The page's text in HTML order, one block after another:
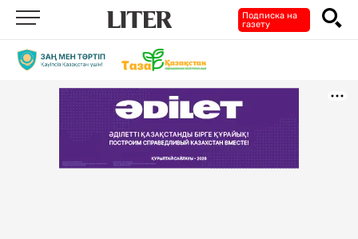
Подписка на
газету